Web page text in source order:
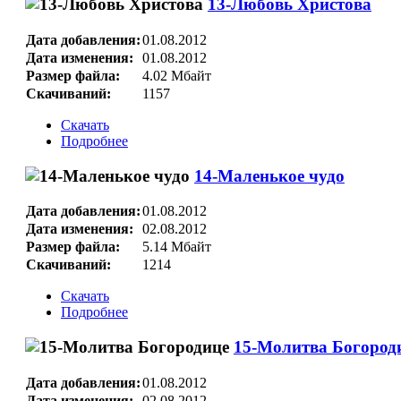
13-Любовь Христова
Дата добавления:01.08.2012
Дата изменения:
01.08.2012
Размер файла:
4.02 Мбайт
Скачиваний:
1157
Скачать
Подробнее
14-Маленькое чудо
Дата добавления:01.08.2012
Дата изменения:
02.08.2012
Размер файла:
5.14 Мбайт
Скачиваний:
1214
Скачать
Подробнее
15-Молитва
Дата добавления:01.08.2012